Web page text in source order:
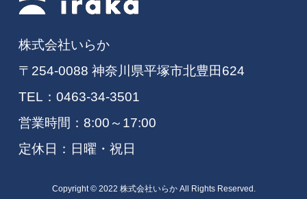
株式会社いらか
〒254-0088 神奈川県平塚市北豊田624
TEL： 0463-34-3501
営業時間：8:00～17:00
定休日：日曜・祝日
Copyright © 2022 株式会社いらか All Rights Reserved.